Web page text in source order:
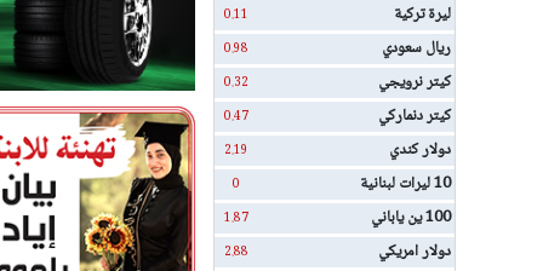
ليرة تركية 0.11
ريال سعودي 0.98
كيتر نرويجي 0.32
كيتر دنماركي 0.47
دولار كندي 2.19
10 ليرات لبنانية 0
100 ين ياباني 1.87
دولار امريكي 2.88